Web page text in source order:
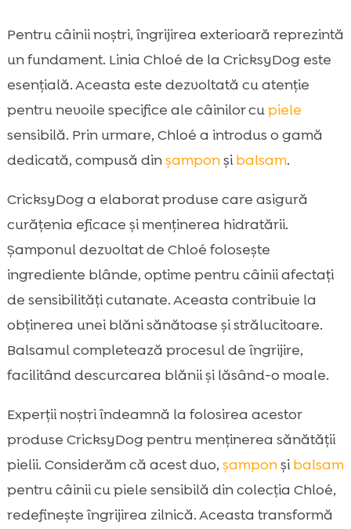
Pentru câinii noștri, îngrijirea exterioară reprezintă
un fundament. Linia Chloé de la CricksyDog este
esențială. Aceasta este dezvoltată cu atenție
pentru nevoile specifice ale câinilor cupiele
sensibilă. Prin urmare, Chloé a introdus o gamă
dedicată, compusă dinșamponșibalsam.
CricksyDog a elaborat produse care asigură
curățenia eficace și menținerea hidratării.
Șamponul dezvoltat de Chloé folosește
ingrediente blânde, optime pentru câinii afectați
de sensibilități cutanate. Aceasta contribuie la
obținerea unei blăni sănătoase și strălucitoare.
Balsamul completează procesul de îngrijire,
facilitând descurcarea blănii și lăsând-o moale.
Experții noștri îndeamnă la folosirea acestor
produse CricksyDog pentru menținerea sănătății
pielii. Considerăm că acest duo, șamponșibalsam
pentru câinii cu piele sensibilă din colecția Chloé,
redefinește îngrijirea zilnică. Aceasta transformă